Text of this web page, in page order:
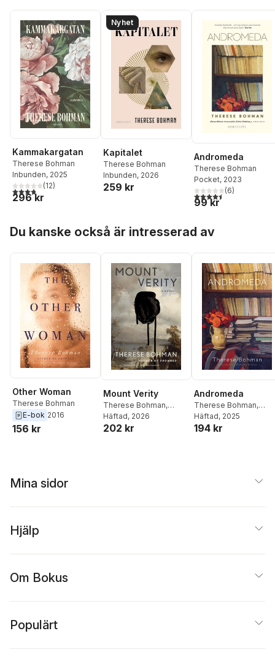
Kammakargatan
Therese Bohman
Inbunden, 2025
3,8utav 5 stjärnor. Totalt antal röster:
(12)
296 kr
Nyhet
Kapitalet
Therese Bohman
Inbunden, 2026
259 kr
Andromeda
Therese Bohman
Pocket, 2023
4,5utav 5 stjärnor.
(6)
99 kr
Du kanske också är intresserad av
Other Woman
Therese Bohman
E-bok 2016
156 kr
Mount Verity
Therese Bohman,
Marlaine Delargy
Häftad, 2026
202 kr
Andromeda
Therese Bohman,
Marlaine Delargy
Häftad, 2025
194 kr
Mina sidor
Hjälp
Om Bokus
Populärt